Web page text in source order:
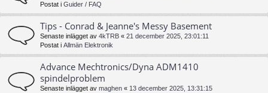
Postat i Guider / FAQ
Tips - Conrad & Jeanne's Messy Basement
Senaste inlägget av 4kTRB « 21 december 2025, 23:01:11
Postat i Allmän Elektronik
Advance Mechtronics/Dyna ADM1410
spindelproblem
Senaste inlägget av maghen « 13 december 2025, 13:31:15